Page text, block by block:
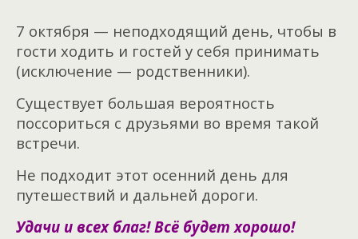
7 октября — неподходящий день, чтобы в
гости ходить и гостей у себя принимать
(исключение — родственники).
Существует большая вероятность
поссориться с друзьями во время такой
встречи.
Не подходит этот осенний день для
путешествий и дальней дороги.
Удачи и всех благ! Всё будет хорошо!